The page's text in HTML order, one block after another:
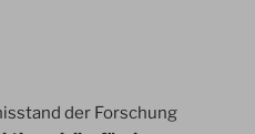
der Forschung